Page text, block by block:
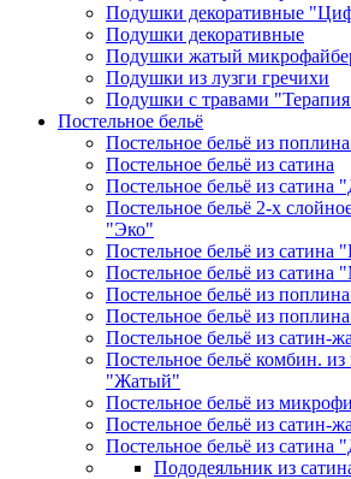
Подушки декоративные
Подушки декоративные
Подушки жатый
Подушки из лузги гречихи
Подушки с травами
Постельное бельё
Постельное бельё из
Постельное бельё из сатина
Постельное бельё из сатина
Постельное бельё 2-х
"Эко"
Постельное бельё из сатина
Постельное бельё из сатина
Постельное бельё из
Постельное бельё из
Постельное бельё из сатин-
Постельное бельё комбин.
"Жатый"
Постельное бельё из
Постельное бельё из сатин-
Постельное бельё из сатина
Пододеяльник из